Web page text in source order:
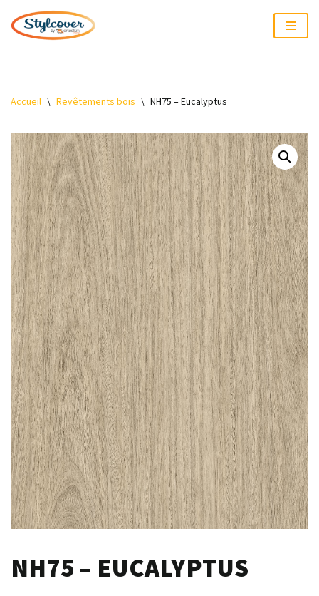
Aller
Accueil \ Revêtements bois \ NH75 – Eucalyptus
NH75 – EUCALYPTUS